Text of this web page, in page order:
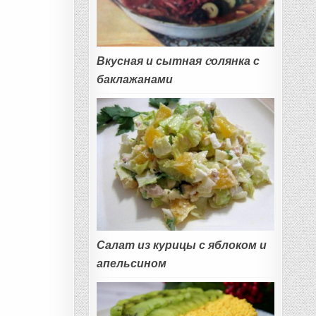
Вкусная и сытная cолянка с
баклажанами
Салат из курицы с яблоком и
апельсином